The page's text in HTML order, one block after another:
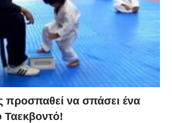
να σπάσει ένα
Ταεκβοντό!